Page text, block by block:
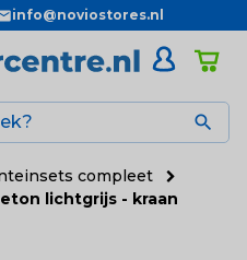
info@noviostores.nl

compleet
lichtgrijs - kraan